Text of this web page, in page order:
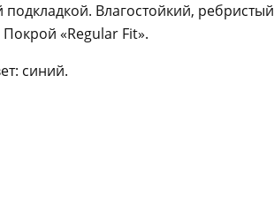
Влагостойкий,
«Regular Fit».
синий.